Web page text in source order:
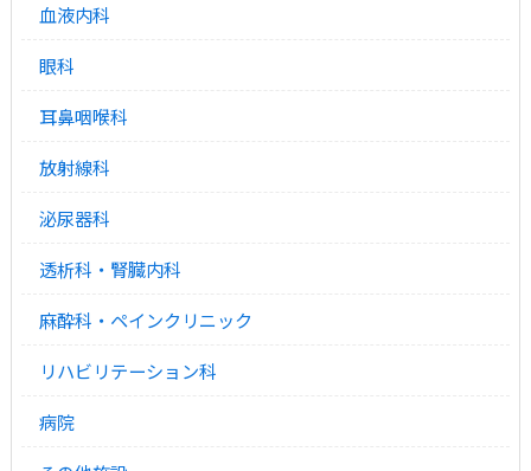
血液内科
眼科
耳鼻咽喉科
放射線科
泌尿器科
透析科・腎臓内科
麻酔科・ペインクリニック
リハビリテーション科
病院